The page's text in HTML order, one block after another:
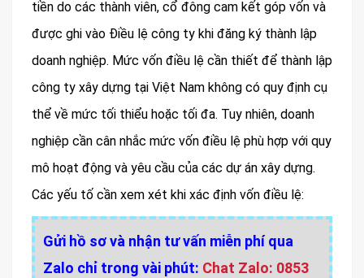
tiền do các thành viên, cổ đông cam kết góp vốn và
được ghi vào Điều lệ công ty khi đăng ký thành lập
doanh nghiệp. Mức vốn điều lệ cần thiết để thành lập
công ty xây dựng tại Việt Nam không có quy định cụ
thể về mức tối thiểu hoặc tối đa. Tuy nhiên, doanh
nghiệp cần cân nhắc mức vốn điều lệ phù hợp với quy
mô hoạt động và yêu cầu của các dự án xây dựng.
Các yếu tố cần xem xét khi xác định vốn điều lệ:
Gửi hồ sơ và nhận tư vấn miễn phí qua
Zalo chỉ trong vài phút: Chat Zalo: 0853